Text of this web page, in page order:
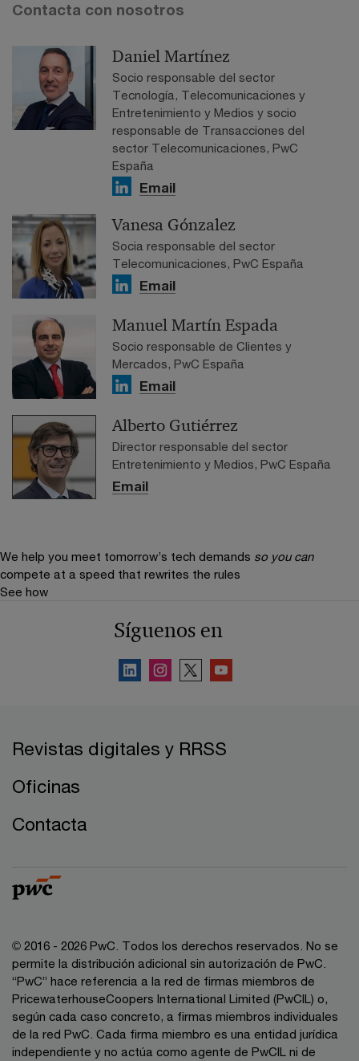
Contacta con nosotros
Daniel Martínez
Socio responsable del sector
Tecnología, Telecomunicaciones y
Entretenimiento y Medios y socio
responsable de Transacciones del
sector Telecomunicaciones, PwC
España
Email
Vanesa Gónzalez
Socia responsable del sector
Telecomunicaciones, PwC España
Email
Manuel Martín Espada
Socio responsable de Clientes y
Mercados, PwC España
Email
Alberto Gutiérrez
Director responsable del sector
Entretenimiento y Medios, PwC España
Email
We help you meet tomorrow’s tech demands so you can
compete at a speed that rewrites the rules
See how
Síguenos en
Revistas digitales y RRSS
Oficinas
Contacta
© 2016 - 2026 PwC. Todos los derechos reservados. No se
permite la distribución adicional sin autorización de PwC.
“PwC” hace referencia a la red de firmas miembros de
PricewaterhouseCoopers International Limited (PwCIL) o,
según cada caso concreto, a firmas miembros individuales
de la red PwC. Cada firma miembro es una entidad jurídica
independiente y no actúa como agente de PwCIL ni de